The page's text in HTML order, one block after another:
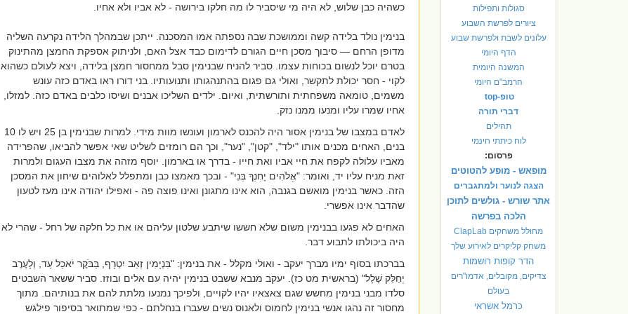
סגולות ותפילות
ציורים לפרשת השבוע
עלונים לשבת ולפרשת שבוע
הדף היומי
המשנה היומית
הרמב"ם היומי
טופ-top
דברי תורה
תהילים
לוח כיתתי חינמי
פרסום:
מופאש - מופע להטוטים
הצגה לנוער ולמתגברים
אתר שורש - גולשים לתוכן
הלכה בפרשה
מחולל משחקים ClapLab
משחק קליקרים לאירוע שלך
הדר קופות רושמות
צדיקים, מקובלים, אדמו"רים
בעולם
כרמל אשראי
כשהיה כבן שלוש, לא היה מי שיסביר לו מה חלקו בירושה - לא אביו ולא אחיו.
בנימין נולד בלידה קשה וממושכת שבה נספתה אמו המסכנה. ייתכן שבמהלך הלידה נקרעה השליה
מדופן הרחם — סיבוך מסכן חיים הגורם לדימום כבד אצל האם, ולניתוק אספקת החמצן מהתינוק
בטרם יוכל לנשום בכוחות עצמו. סביר להניח שבנימין סבל ממחסור חמצן בלידה, ויצא לעולם כשהוא
לקוי - חסר יכולת לתקשר, ואולי גם פגום בהתנהגותו ותנועותיו. בני דורו ראו באדם כזה עונש
משמים, טומאה משפחתית ותורשתית, ואיום. ילדים השליכו אבנים ושיסו כלבים באדם כזה. למזלו,
אחיו שמרו עליו ומנעו ממנו נזק.
לאדם במצבו של בנימין אסור היה להכנס לארמון ועונשו מוות מידי. למרות שבנימין בן 25 ויש לו 10
בנים, האחים מכנים אותו "ילד", "קטן", "נער", וכך הם רומזים לשליט שאי אפשר להביאו, שהפרידה
מאביו עלולה לקפח את חיי אביו ואת חייו - בדרך או בארמון. יוסף מזהה את מצבו העגום ולמרות
זאת מניח עליו יד, ואומר: "אֱלֹהִים יָחְנְךָ בְּנִי" - ובכך מאמצו כבן ומתפלל לאלוהים שיחון את המסכן
הזה. כאשר בנימין מואשם בגנבה, הוא אינו מתגונן ואינו פוצה פה - ואפילו יהודה אינו מעז לטעון
שהדבר אינו אפשרי.
האחים לא פגעו בבנימין משום שלא חששו שיתבע שלטון עליהם או את כל חלקה של רחל - שהרי לא
היה ביכולתו לתבוע דבר.
בברכתו בסוף ימיו מברך יעקב - ואולי מקלל - את בנימין: "בִּנְיָמִין זְאֵב יִטְרָף, בַּבֹּקֶר יֹאכַל עַד, וְלָעֶרֶב
יְחַלֵּק שָׁלָל" (בראשית מט כז). יעקב מנבא ששבט בנימין יהיה עם אלים ובוזז. סביר ששאר השבטים
סלדו מבני בנימין מחשש שגם צאצאיו יהיו לקויים, ולפיכך נמנעו מלתת להם את בנותיהם. מתוך
מחסור זה נהגו אנשי בנימין לחמוס ולאנוס נשים שעברו בנחלתם - כפי שמתואר בסיפור פילגש